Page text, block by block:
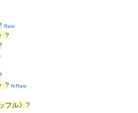
Rare
?
? N-Rare
フル》 ?